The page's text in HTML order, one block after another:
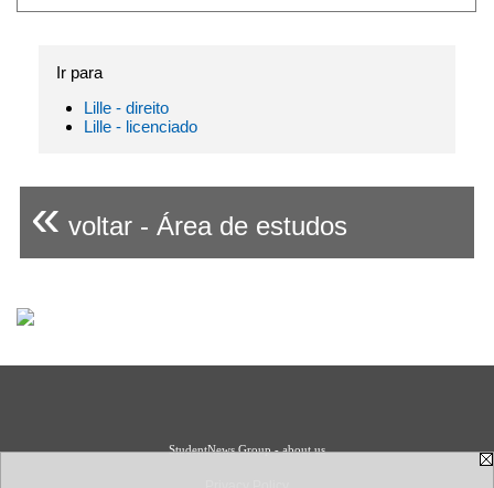
Ir para
Lille - direito
Lille - licenciado
« voltar - Área de estudos
StudentNews Group - about us